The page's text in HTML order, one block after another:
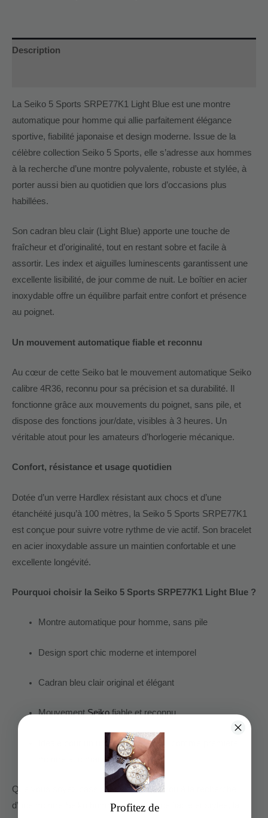
Description
La Seiko 5 Sports SRPE77K1 Light Blue est une montre
automatique pour homme qui allie parfaitement élégance
sportive, fiabilité japonaise et design moderne. Issue de la
célèbre collection Seiko 5 Sports, elle s’adresse aux hommes
à la recherche d’une montre polyvalente, robuste et stylée, à
porter aussi bien au quotidien que lors d’occasions plus
habillées.
Son cadran bleu clair (Light Blue) apporte une touche de
fraîcheur et d’originalité, tout en restant sobre et facile à
assortir. Les index et aiguilles luminescents garantissent une
excellente lisibilité, de jour comme de nuit. Le boîtier en acier
inoxydable offre un équilibre parfait entre confort et présence
au poignet.
Un mouvement automatique fiable et reconnu
Au cœur de cette Seiko bat le mouvement automatique Seiko
calibre 4R36, reconnu pour sa précision et sa durabilité. Il
fonctionne grâce aux mouvements du poignet, sans pile, et
dispose des fonctions jour/date, visibles à 3 heures. Un
véritable atout pour les amateurs d’horlogerie mécanique.
Confort, résistance et usage quotidien
Dotée d’un verre Hardlex résistant aux chocs et d’une
étanchéité jusqu’à 100 mètres, la Seiko 5 Sports SRPE77K1
est conçue pour suivre votre rythme de vie actif. Son bracelet
en acier inoxydable assure un maintien confortable et une
excellente longévité.
Pourquoi choisir la Seiko 5 Sports SRPE77K1 Light Blue ?
Montre automatique pour homme, sans pile
Design sport chic moderne et intemporel
Cadran bleu clair original et élégant
MouvementSeikofiable et reconnu
Idéale pour un usage quotidien ou comme première
montre automatique
Que vous soyez passionné d’horlogerie ou à la recherche
d’une montre Seiko homme automatique fiable et stylée, la
Profitez de